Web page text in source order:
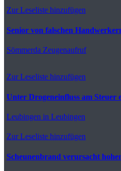
Zur Leseliste hinzufügen
Senior von falschen
Sömmerda Zeugenaufruf
Zur Leseliste hinzufügen
Unter Drogeneinfluss am Steuer
Leubingen in Leubingen
Zur Leseliste hinzufügen
Scheunenbrand verursacht